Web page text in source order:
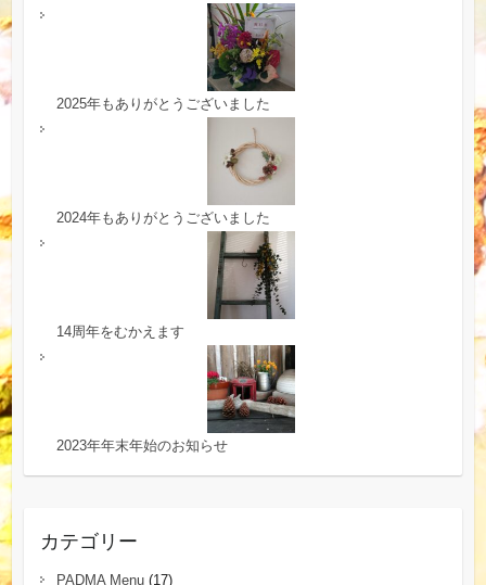
2025年もありがとうございました
2024年もありがとうございました
14周年をむかえます
2023年年末年始のお知らせ
カテゴリー
PADMA Menu(17)